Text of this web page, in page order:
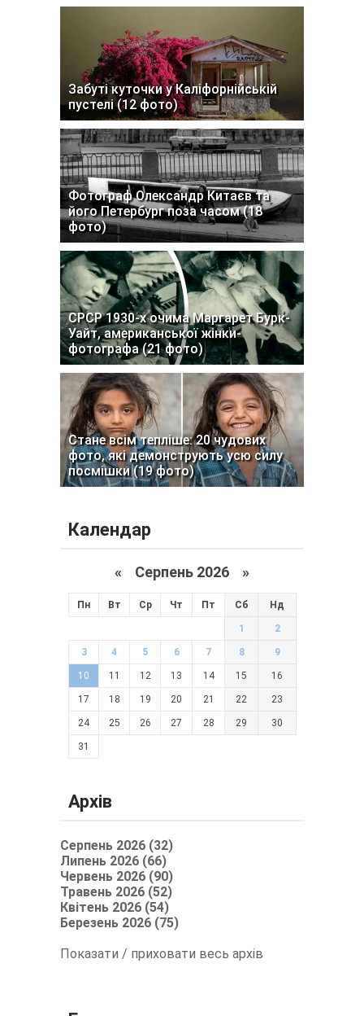
Забуті куточки у Каліфорнійській
пустелі (12 фото)
Фотограф Олександр Китаєв та
його Петербург поза часом (18
фото)
СРСР 1930-х очима Маргарет Бурк-
Уайт, американської жінки-
фотографа (21 фото)
Стане всім тепліше: 20 чудових
фото, які демонструють усю силу
посмішки (19 фото)
Календар
« Серпень 2026 »
Пн Вт Ср Чт Пт Сб Нд
1 2
3 4 5 6 7 8 9
10 11 12 13 14 15 16
17 18 19 20 21 22 23
24 25 26 27 28 29 30
31
Архів
Серпень 2026 (32)
Липень 2026 (66)
Червень 2026 (90)
Травень 2026 (52)
Квітень 2026 (54)
Березень 2026 (75)
Показати / приховати весь архів